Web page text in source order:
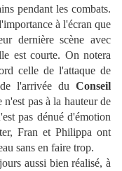
pendant les combats.
à l'écran que
dernière scène avec
est courte. On notera
celle de l'attaque de
l'arrivée du Conseil
pas à la hauteur de
pas dénué d'émotion
Fran et Philippa ont
sans en faire trop.
aussi bien réalisé, à